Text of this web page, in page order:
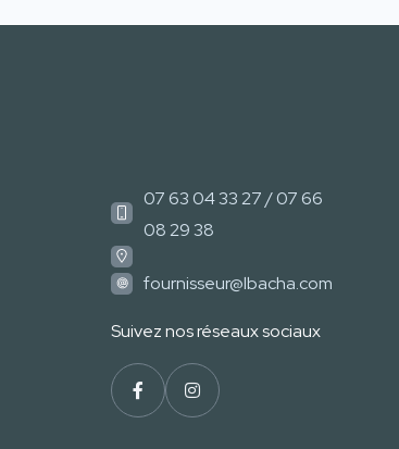
07 63 04 33 27 / 07 66
08 29 38
fournisseur@lbacha.com
Suivez nos réseaux sociaux​